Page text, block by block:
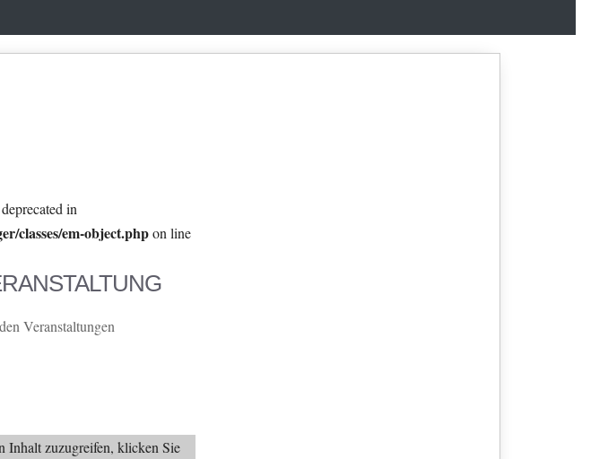
in
classes/em-object.phpon line
Veranstaltungen
Inhalt zuzugreifen, klicken Sie